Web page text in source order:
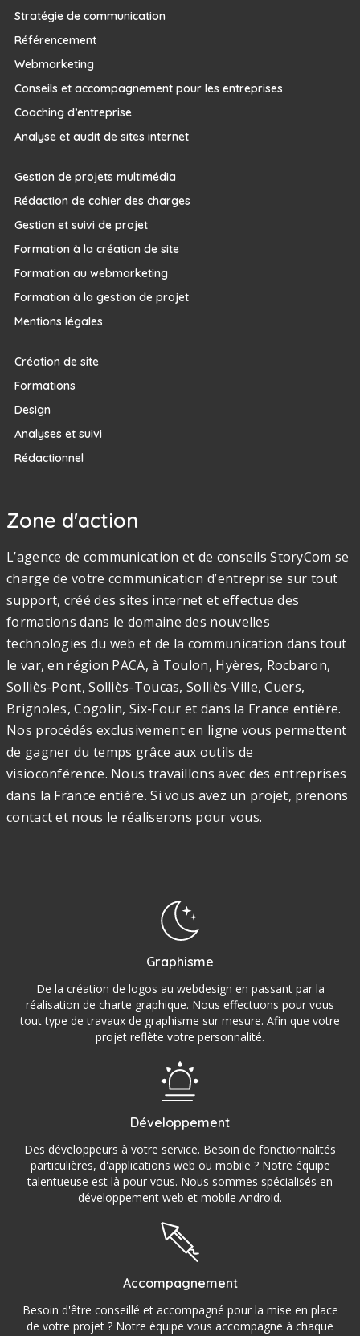
Stratégie de communication
Référencement
Webmarketing
Conseils et accompagnement pour les entreprises
Coaching d’entreprise
Analyse et audit de sites internet
Gestion de projets multimédia
Rédaction de cahier des charges
Gestion et suivi de projet
Formation à la création de site
Formation au webmarketing
Formation à la gestion de projet
Mentions légales
Création de site
Formations
Design
Analyses et suivi
Rédactionnel
Zone d'action
L’agence de communication et de conseils StoryCom se
charge de votre communication d’entreprise sur tout
support, créé des sites internet et effectue des
formations dans le domaine des nouvelles
technologies du web et de la communication dans tout
le var, en région PACA, à Toulon, Hyères, Rocbaron,
Solliès-Pont, Solliès-Toucas, Solliès-Ville, Cuers,
Brignoles, Cogolin, Six-Four et dans la France entière.
Nos procédés exclusivement en ligne vous permettent
de gagner du temps grâce aux outils de
visioconférence. Nous travaillons avec des entreprises
dans la France entière. Si vous avez un projet, prenons
contact et nous le réaliserons pour vous.
Graphisme
De la création de logos au webdesign en passant par la
réalisation de charte graphique. Nous effectuons pour vous
tout type de travaux de graphisme sur mesure. Afin que votre
projet reflète votre personnalité.
Développement
Des développeurs à votre service. Besoin de fonctionnalités
particulières, d'applications web ou mobile ? Notre équipe
talentueuse est là pour vous. Nous sommes spécialisés en
développement web et mobile Android.
Accompagnement
Besoin d'être conseillé et accompagné pour la mise en place
de votre projet ? Notre équipe vous accompagne à chaque